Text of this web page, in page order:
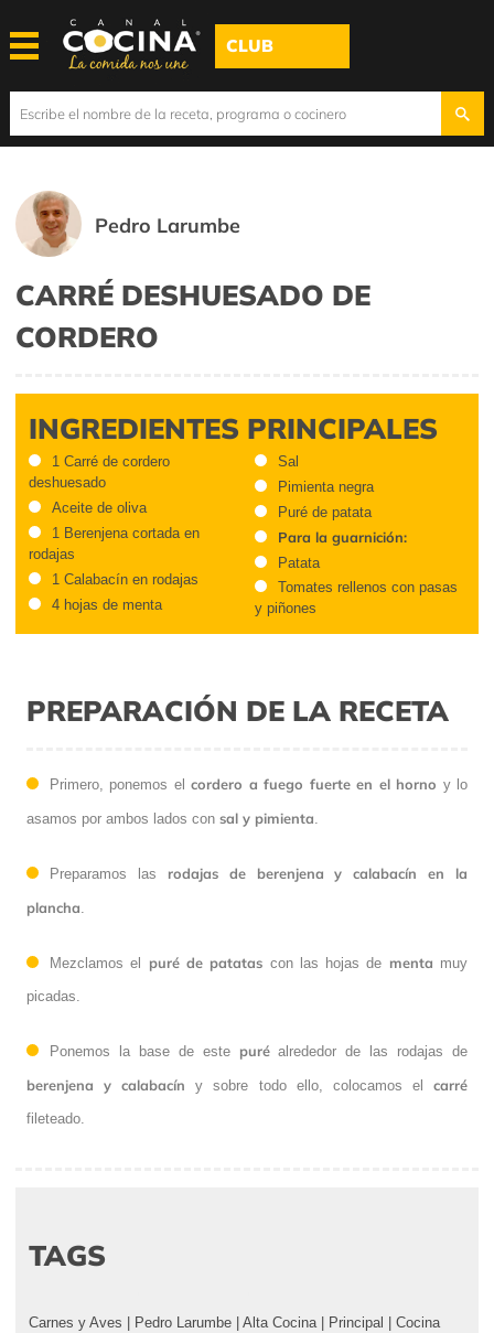
CLUB
Pedro Larumbe
CARRÉ DESHUESADO DE
CORDERO
INGREDIENTES PRINCIPALES
1 Carré de cordero
deshuesado
Aceite de oliva
1 Berenjena cortada en
rodajas
1 Calabacín en rodajas
4 hojas de menta
Sal
Pimienta negra
Puré de patata
Para la guarnición:
Patata
Tomates rellenos con pasas
y piñones
PREPARACIÓN DE LA RECETA
Primero, ponemos elcordero a fuego fuerte en el horno y lo
asamos por ambos lados con sal y pimienta.
Preparamos las rodajas de berenjena y calabacín en la
plancha.
Mezclamos el puré de patatas con las hojas de menta muy
picadas.
Ponemos la base de este puréalrededor de las rodajas de
berenjena y calabacín y sobre todo ello, colocamos elcarré
fileteado.
TAGS
Carnes y Aves Pedro Larumbe Alta Cocina| Principal
Cocina